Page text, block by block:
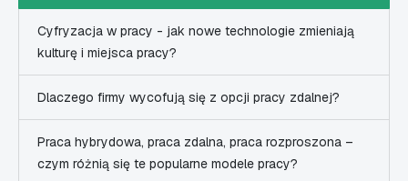
Cyfryzacja w pracy - jak nowe technologie zmieniają
kulturę i miejsca pracy?
Dlaczego firmy wycofują się z opcji pracy zdalnej?
Praca hybrydowa, praca zdalna, praca rozproszona –
czym różnią się te popularne modele pracy?